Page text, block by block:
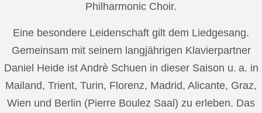
Philharmonic Choir.
Eine besondere Leidenschaft gilt dem Liedgesang.
Gemeinsam mit seinem langjährigen Klavierpartner
Daniel Heide ist Andrè Schuen in dieser Saison u. a. in
Mailand, Trient, Turin, Florenz, Madrid, Alicante, Graz,
Wien und Berlin (Pierre Boulez Saal) zu erleben. Das